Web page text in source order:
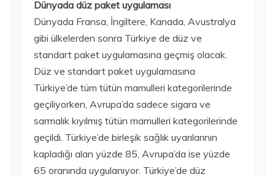
Dünyada düz paket uygulaması
Dünyada Fransa, İngiltere, Kanada, Avustralya
gibi ülkelerden sonra Türkiye de düz ve
standart paket uygulamasına geçmiş olacak.
Düz ve standart paket uygulamasına
Türkiye’de tüm tütün mamulleri kategorilerinde
geçiliyorken, Avrupa’da sadece sigara ve
sarmalık kıyılmış tütün mamulleri kategorilerinde
geçildi. Türkiye’de birleşik sağlık uyarılarının
kapladığı alan yüzde 85, Avrupa’da ise yüzde
65 oranında uygulanıyor. Türkiye’de düz